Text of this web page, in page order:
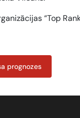
“Top
prognozes